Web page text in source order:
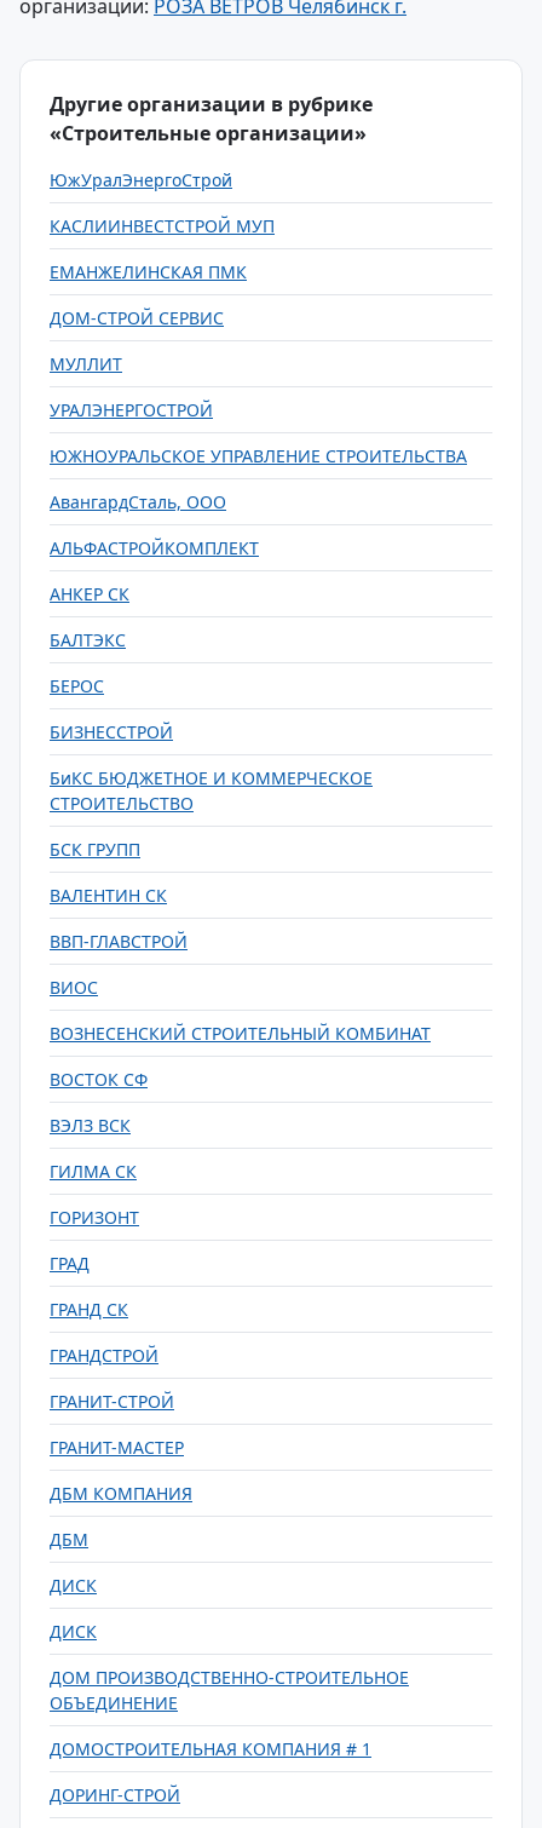
организации: РОЗА ВЕТРОВ Челябинск г.
Другие организации в рубрике
«Строительные организации»
ЮжУралЭнергоСтрой
КАСЛИИНВЕСТСТРОЙ МУП
ЕМАНЖЕЛИНСКАЯ ПМК
ДОМ-СТРОЙ СЕРВИС
МУЛЛИТ
УРАЛЭНЕРГОСТРОЙ
ЮЖНОУРАЛЬСКОЕ УПРАВЛЕНИЕ СТРОИТЕЛЬСТВА
АвангардСталь, ООО
АЛЬФАСТРОЙКОМПЛЕКТ
АНКЕР СК
БАЛТЭКС
БЕРОС
БИЗНЕССТРОЙ
БиКС БЮДЖЕТНОЕ И КОММЕРЧЕСКОЕ
СТРОИТЕЛЬСТВО
БСК ГРУПП
ВАЛЕНТИН СК
ВВП-ГЛАВСТРОЙ
ВИОС
ВОЗНЕСЕНСКИЙ СТРОИТЕЛЬНЫЙ КОМБИНАТ
ВОСТОК СФ
ВЭЛЗ ВСК
ГИЛМА СК
ГОРИЗОНТ
ГРАД
ГРАНД СК
ГРАНДСТРОЙ
ГРАНИТ-СТРОЙ
ГРАНИТ-МАСТЕР
ДБМ КОМПАНИЯ
ДБМ
ДИСК
ДИСК
ДОМ ПРОИЗВОДСТВЕННО-СТРОИТЕЛЬНОЕ
ОБЪЕДИНЕНИЕ
ДОМОСТРОИТЕЛЬНАЯ КОМПАНИЯ # 1
ДОРИНГ-СТРОЙ